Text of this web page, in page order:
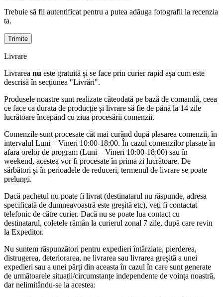
Trebuie să fii autentificat pentru a putea adăuga fotografii la recenzia
ta.
Livrare
Livrarea nu este gratuită și se face prin curier rapid așa cum este
descrisă în secțiunea "Livrări".
Produsele noastre sunt realizate câteodată pe bază de comandă, ceea
ce face ca durata de producție și livrare să fie de până la 14 zile
lucrătoare începând cu ziua procesării comenzii.
Comenzile sunt procesate cât mai curând după plasarea comenzii, în
intervalul Luni – Vineri 10:00-18:00. În cazul comenzilor plasate în
afara orelor de program (Luni – Vineri 10:00-18:00) sau în
weekend, acestea vor fi procesate în prima zi lucrătoare. De
sărbători și în perioadele de reduceri, termenul de livrare se poate
prelungi.
Dacă pachetul nu poate fi livrat (destinatarul nu răspunde, adresa
specificată de dumneavoastră este greșită etc), veți fi contactat
telefonic de către curier. Dacă nu se poate lua contact cu
destinatarul, coletele rămân la curierul zonal 7 zile, după care revin
la Expeditor.
Nu suntem răspunzători pentru expedieri întârziate, pierderea,
distrugerea, deteriorarea, ne livrarea sau livrarea greșită a unei
expedieri sau a unei părți din aceasta în cazul în care sunt generate
de următoarele situații/circumstanțe independente de voința noastră,
dar nelimitându-se la acestea: